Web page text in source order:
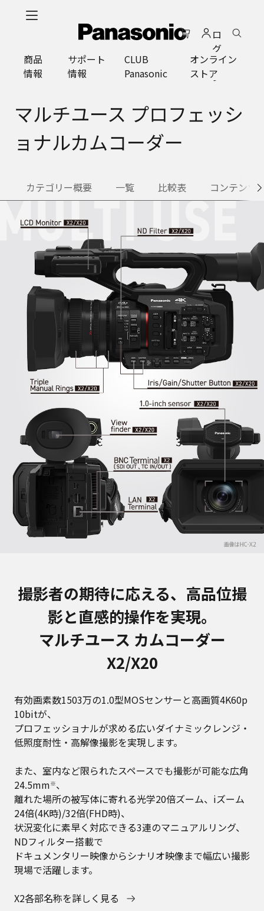
ロ
グ
イ
ン
商品
情報
サポート
情報
CLUB
Panasonic
オンライン
ストア
マルチユース プロフェッシ
ョナルカムコーダー
カテゴリー概要 一覧 比較表 コンテンツ
撮影者の期待に応える、高品位撮
影と直感的操作を実現。
マルチユース カムコーダー
X2/X20
有効画素数1503万の1.0型MOSセンサーと高画質4K60p
10bitが、
プロフェッショナルが求める広いダイナミックレンジ・
低照度耐性・高解像撮影を実現します。
また、室内など限られたスペースでも撮影が可能な広角
24.5mm※、
離れた場所の被写体に寄れる光学20倍ズーム、iズーム
24倍(4K時)/32倍(FHD時)、
状況変化に素早く対応できる3連のマニュアルリング、
NDフィルター搭載で
ドキュメンタリー映像からシナリオ映像まで幅広い撮影
現場で活躍します。
X2各部名称を詳しく見る